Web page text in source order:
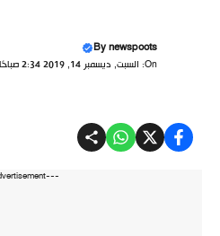
Bynewspoots
On: السبت, ديسمبر 14, 2019 2:34 صباحًا
---Advertisement---